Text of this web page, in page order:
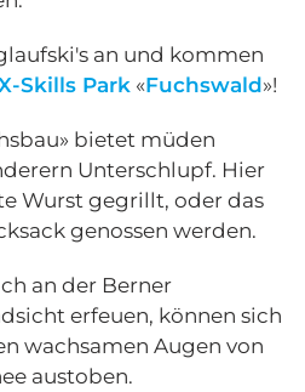
an und kommen
Skills Park «Fuchswald»!
bietet müden
Unterschlupf. Hier
Wurst gegrillt, oder das
genossen werden.
an der Berner
erfeuen, können sich
wachsamen Augen von
austoben.